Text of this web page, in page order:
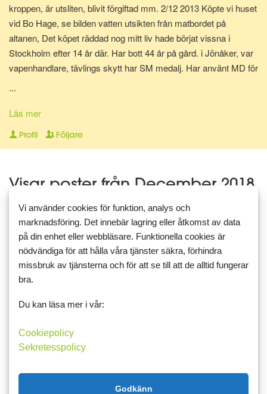
kroppen, är utsliten, blivit förgiftad mm. 2/12 2013 Köpte vi huset
vid Bo Hage, se bilden vatten utsikten från matbordet på
altanen, Det köpet räddad nog mitt liv hade börjat vissna i
Stockholm efter 14 år där. Har bott 44 år på gård. i Jönåker, var
vapenhandlare, tävlings skytt har SM medalj. Har använt MD för
26/8 2016 gåt ner 29,9 kg aktuell vikt 117,1 kg Mål vikt då 100
kg den är nu 20180209 88 kg. Har röjt både buskar, sly, och kört
32 släpkärror till tippen med soppor. Har en HR 432S med vanlig
vanligast är gös, gädda och abborre lite kräftor.
...
Läs mer
Profil Följare
Visar poster från December 2018
18 december 2018 13:13 1 4
Jul igen, som vanligt något på
tok.
Jul igen. Märkligt med julen alltid något som trasslar. Jobbade för
hårt två dagar blev för många 100 kg uppför och ner för trapper
på kort tid, blev slut i kroppen. Riktigt trött, vad dök upp då en
förkylning började som lindrig hosta, var...
Läs mer
Vi använder cookies för funktion, analys och
marknadsföring. Det innebär lagring eller åtkomst av data
på din enhet eller webbläsare. Funktionella cookies är
nödvändiga för att hålla våra tjänster säkra, förhindra
missbruk av tjänsterna och för att se till att de alltid fungerar
bra.
Du kan läsa mer i vår:
Cookiepolicy
Sekretesspolicy
Godkänn